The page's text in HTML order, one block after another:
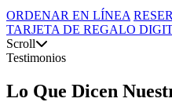
ORDENAR EN LÍNEA
TARJETA DE REGALO
Scroll
Testimonios
Lo Que Dicen